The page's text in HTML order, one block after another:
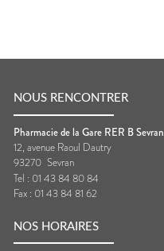
NOUS RENCONTRER
Pharmacie de la Gare RER B Sevran
12, avenue Raoul Dautry
93270 Sevran
Tel : 01 43 84 80 84
Fax : 01 43 84 81 62
NOS HORAIRES